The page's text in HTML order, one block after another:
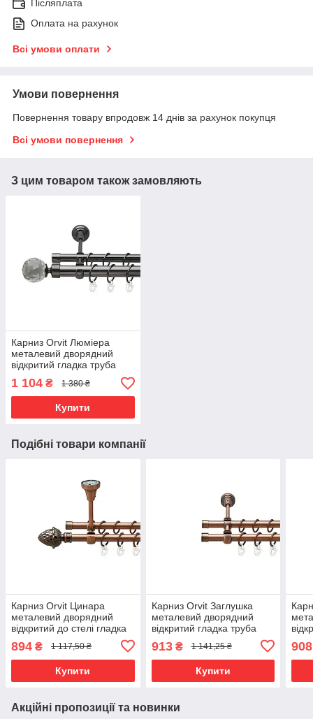
Післяплата
Оплата на рахунок
Всі умови оплати
Умови повернення
Повернення товару впродовж 14 днів за рахунок покупця
Всі умови повернення
З цим товаром також замовляють
Карниз Orvit Люміера
металевий дворядний
відкритий гладка труба
25\19 мм 160 см (00-
00012199)
1 104 ₴ 1 380 ₴
Купити
Подібні товари компанії
Карниз Orvit Цинара
металевий дворядний
відкритий до стелі гладка
Мідь 16\16 мм 200 см (00-
00020262)
894 ₴ 1 117,50 ₴
Купити
Карниз Orvit Заглушка
металевий дворядний
відкритий гладка труба
16\16 мм 240 см (00-
00020613)
913₴ 1 141,25 ₴
Купити
908
Акційні пропозиції та новинки